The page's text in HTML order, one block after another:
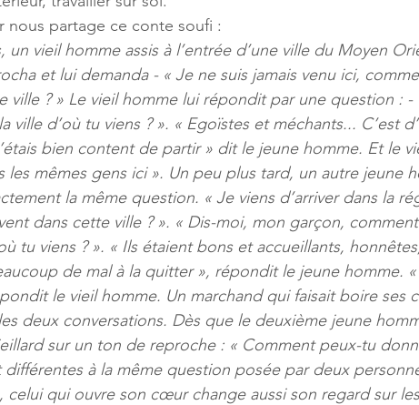
nous partage ce conte soufi :
un vieil homme assis à l’entrée d’une ville du Moyen
et lui demanda - « Je ne suis jamais venu ici,
ville ? » Le vieil homme lui répondit par une question :
ville d’où tu viens ? ». « Egoïstes et méchants... C’est
bien content de partir » dit le jeune homme. Et le
les mêmes gens ici ». Un peu plus tard, un autre jeune
la même question. « Je viens d’arriver dans la
dans cette ville ? ». « Dis-moi, mon garçon,
tu viens ? ». « Ils étaient bons et accueillants,
de mal à la quitter », répondit le jeune homme.
le vieil homme. Un marchand qui faisait boire ses
deux conversations. Dès que le deuxième jeune
sur un ton de reproche : « Comment peux-tu
à la même question posée par deux
celui qui ouvre son cœur change aussi son regard sur